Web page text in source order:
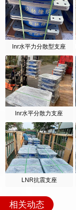
lnr水平力分散型支座
lnr水平分散力支座
LNR抗震支座
相关动态